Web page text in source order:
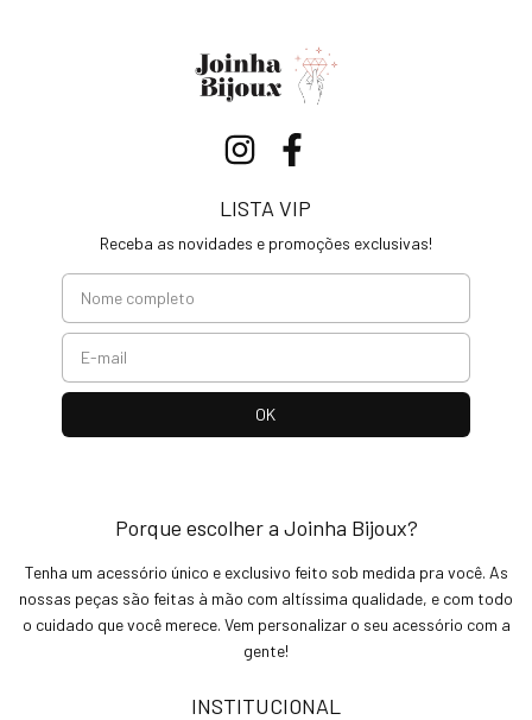
LISTA VIP
Receba as novidades e promoções exclusivas!
Porque escolher a Joinha Bijoux?
Tenha um acessório único e exclusivo feito sob medida pra você. As
nossas peças são feitas à mão com altíssima qualidade, e com todo
o cuidado que você merece. Vem personalizar o seu acessório com a
gente!
INSTITUCIONAL